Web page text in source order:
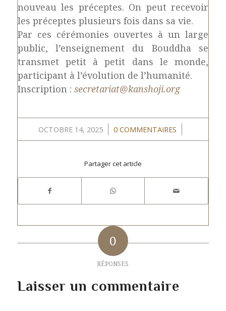
nouveau les préceptes. On peut recevoir
les préceptes plusieurs fois dans sa vie.
Par ces cérémonies ouvertes à un large
public, l’enseignement du Bouddha se
transmet petit à petit dans le monde,
participant à l’évolution de l’humanité.
Inscription : secretariat@kanshoji.org
OCTOBRE 14, 2025
/ 0 COMMENTAIRES
/
Partager cet article
0
RÉPONSES
Laisser un commentaire